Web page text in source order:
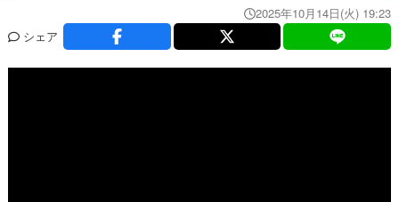
2025年10月14日(火) 19:23
シェア